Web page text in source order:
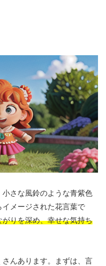
さな風鈴のような青紫色
メージされた花言葉で
りを深め、幸せな気持ち
んあります。まずは、言